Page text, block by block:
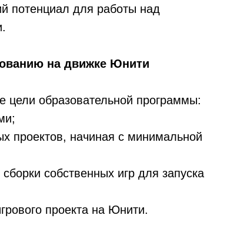
потенциал для работы над
на движке Юнити
цели образовательной программы:
проектов, начиная с минимальной
собственных игр для запуска
проекта на Юнити.